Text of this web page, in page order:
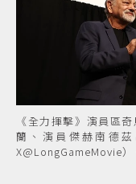
《全力揮擊》演員區
蘭、演員傑赫南德
X@LongGameMovie